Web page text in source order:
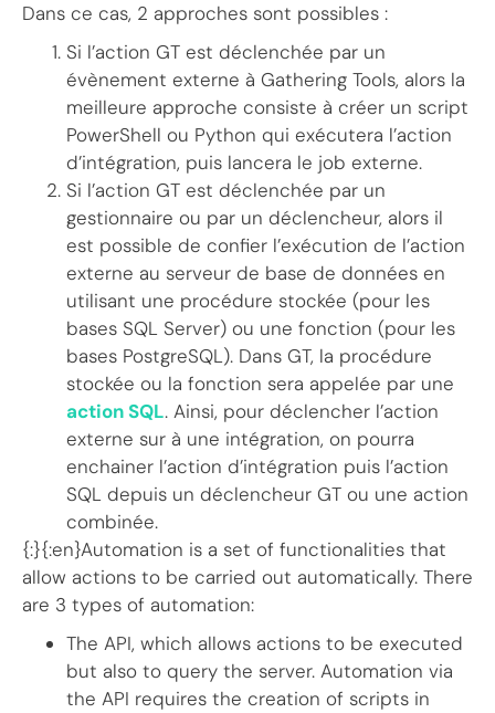
Dans ce cas, 2 approches sont possibles :
Si l’action GT est déclenchée par un
évènement externe à Gathering Tools, alors la
meilleure approche consiste à créer un script
PowerShell ou Python qui exécutera l’action
d’intégration, puis lancera le job externe.
Si l’action GT est déclenchée par un
gestionnaire ou par un déclencheur, alors il
est possible de confier l’exécution de l’action
externe au serveur de base de données en
utilisant une procédure stockée (pour les
bases SQL Server) ou une fonction (pour les
bases PostgreSQL). Dans GT, la procédure
stockée ou la fonction sera appelée par une
action SQL. Ainsi, pour déclencher l’action
externe sur à une intégration, on pourra
enchainer l’action d’intégration puis l’action
SQL depuis un déclencheur GT ou une action
combinée.
{:}{:en}Automation is a set of functionalities that
allow actions to be carried out automatically. There
are 3 types of automation:
The API, which allows actions to be executed
but also to query the server. Automation via
the API requires the creation of scripts in